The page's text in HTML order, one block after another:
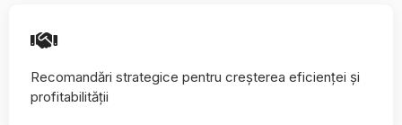
Recomandări strategice pentru creșterea eficienței și
profitabilității